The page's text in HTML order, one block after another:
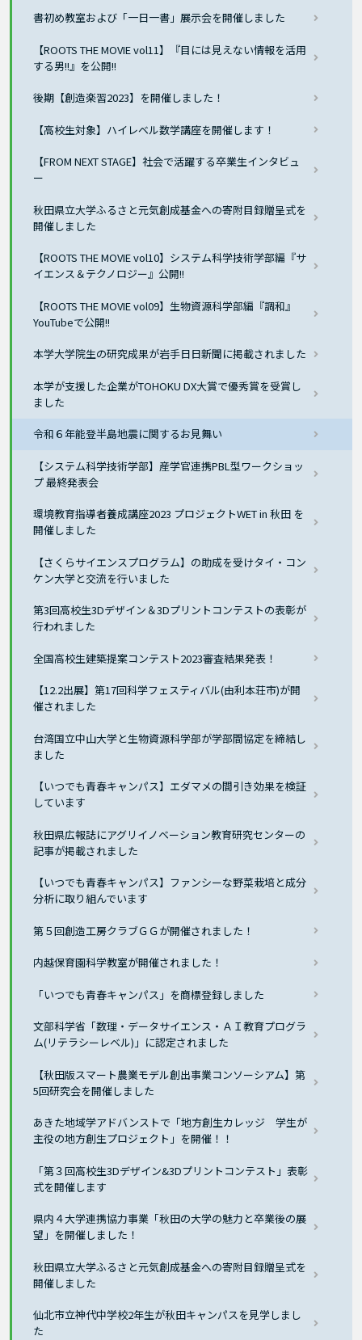
書初め教室および「一日一書」展示会を開催しました
【ROOTS THE MOVIE vol11】『目には見えない情報を活用
する男!!』を公開!!
後期【創造楽習2023】を開催しました！
【高校生対象】ハイレベル数学講座を開催します！
【FROM NEXT STAGE】社会で活躍する卒業生インタビュ
ー
秋田県立大学ふるさと元気創成基金への寄附目録贈呈式を
開催しました
【ROOTS THE MOVIE vol10】システム科学技術学部編『サ
イエンス＆テクノロジー』公開!!
【ROOTS THE MOVIE vol09】生物資源科学部編『調和』
YouTubeで公開!!
本学大学院生の研究成果が岩手日日新聞に掲載されました
本学が支援した企業がTOHOKU DX大賞で優秀賞を受賞し
ました
令和６年能登半島地震に関するお見舞い
【システム科学技術学部】産学官連携PBL型ワークショッ
プ 最終発表会
環境教育指導者養成講座2023 プロジェクトWET in 秋田 を
開催しました
【さくらサイエンスプログラム】の助成を受けタイ・コン
ケン大学と交流を行いました
第3回高校生3Dデザイン＆3Dプリントコンテストの表彰が
行われました
全国高校生建築提案コンテスト2023審査結果発表！
【12.2出展】第17回科学フェスティバル(由利本荘市)が開
催されました
台湾国立中山大学と生物資源科学部が学部間協定を締結し
ました
【いつでも青春キャンパス】エダマメの間引き効果を検証
しています
秋田県広報誌にアグリイノベーション教育研究センターの
記事が掲載されました
【いつでも青春キャンパス】ファンシーな野菜栽培と成分
分析に取り組んでいます
第５回創造工房クラブＧＧが開催されました！
内越保育園科学教室が開催されました！
「いつでも青春キャンパス」を商標登録しました
文部科学省「数理・データサイエンス・ＡＩ教育プログラ
ム(リテラシーレベル)」に認定されました
【秋田版スマート農業モデル創出事業コンソーシアム】第
5回研究会を開催しました
あきた地域学アドバンストで「地方創生カレッジ 学生が
主役の地方創生プロジェクト」を開催！！
「第３回高校生3Dデザイン&3Dプリントコンテスト」表彰
式を開催します
県内４大学連携協力事業「秋田の大学の魅力と卒業後の展
望」を開催しました！
秋田県立大学ふるさと元気創成基金への寄附目録贈呈式を
開催しました
仙北市立神代中学校2年生が秋田キャンパスを見学しまし
た